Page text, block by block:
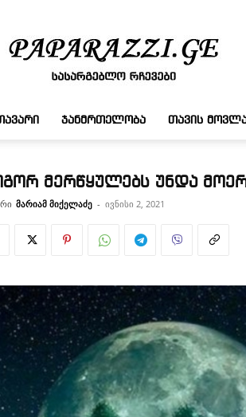
რჩევები
ᲯᲐᲜᲛᲠᲗᲔᲚᲝᲑᲐ ᲗᲐᲕᲘᲡ
მერწყულებს უნდა
მარიამ მიქელაძე - ივნისი 2, 2021